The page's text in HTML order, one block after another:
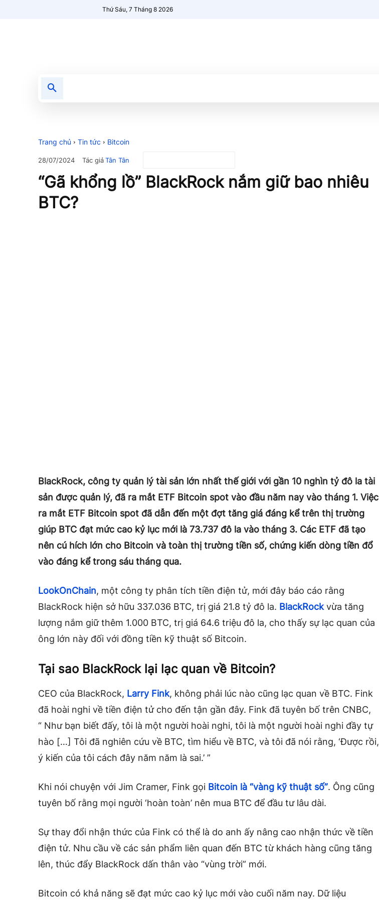
Thứ Sáu, 7 Tháng 8 2026
Trang chủ Tin tức Bitcoin
28/07/2024 Tác giảTân Tân
“Gã khổng lồ” BlackRock nắm giữ bao nhiêu
BTC?
BlackRock, công ty quản lý tài sản lớn nhất thế giới với gần 10 nghìn tỷ đô la tài
sản được quản lý, đã ra mắt ETF Bitcoin spot vào đầu năm nay vào tháng 1. Việc
ra mắt ETF Bitcoin spot đã dẫn đến một đợt tăng giá đáng kể trên thị trường
giúp BTC đạt mức cao kỷ lục mới là 73.737 đô la vào tháng 3. Các ETF đã tạo
nên cú hích lớn cho Bitcoin và toàn thị trường tiền số, chứng kiến ​​dòng tiền đổ
vào đáng kể trong sáu tháng qua.
LookOnChain, một công ty phân tích tiền điện tử, mới đây báo cáo rằng
BlackRock hiện sở hữu 337.036 BTC, trị giá 21.8 tỷ đô la. BlackRockvừa tăng
lượng nắm giữ thêm 1.000 BTC, trị giá 64.6 triệu đô la, cho thấy sự lạc quan của
ông lớn này đối với đồng tiền kỹ thuật số Bitcoin.
Tại sao BlackRock lại lạc quan về Bitcoin?
CEO của BlackRock, Larry Fink, không phải lúc nào cũng lạc quan về BTC. Fink
đã hoài nghi về tiền điện tử cho đến tận gần đây. Fink đã tuyên bố trên CNBC,
“ Như bạn biết đấy, tôi là một người hoài nghi, tôi là một người hoài nghi đầy tự
hào […] Tôi đã nghiên cứu về BTC, tìm hiểu về BTC, và tôi đã nói rằng, ‘Được rồi,
ý kiến ​​của tôi cách đây năm năm là sai.’ ”
Khi nói chuyện với Jim Cramer, Fink gọi Bitcoin là “vàng kỹ thuật số”. Ông cũng
tuyên bố rằng mọi người ‘hoàn toàn’ nên mua BTC để đầu tư lâu dài.
Sự thay đổi nhận thức của Fink có thể là do anh ấy nâng cao nhận thức về tiền
điện tử. Nhu cầu về các sản phẩm liên quan đến BTC từ khách hàng cũng tăng
lên, thúc đẩy BlackRock dấn thân vào “vùng trời” mới.
Bitcoin có khả năng sẽ đạt mức cao kỷ lục mới vào cuối năm nay. Dữ liệu